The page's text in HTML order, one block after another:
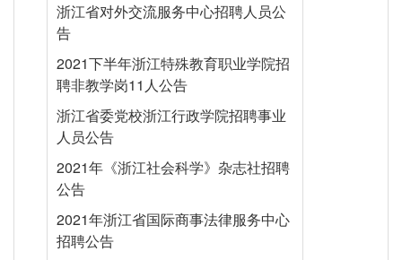
浙江省对外交流服务中心招聘人员公
告
2021下半年浙江特殊教育职业学院招
聘非教学岗11人公告
浙江省委党校浙江行政学院招聘事业
人员公告
2021年《浙江社会科学》杂志社招聘
公告
2021年浙江省国际商事法律服务中心
招聘公告